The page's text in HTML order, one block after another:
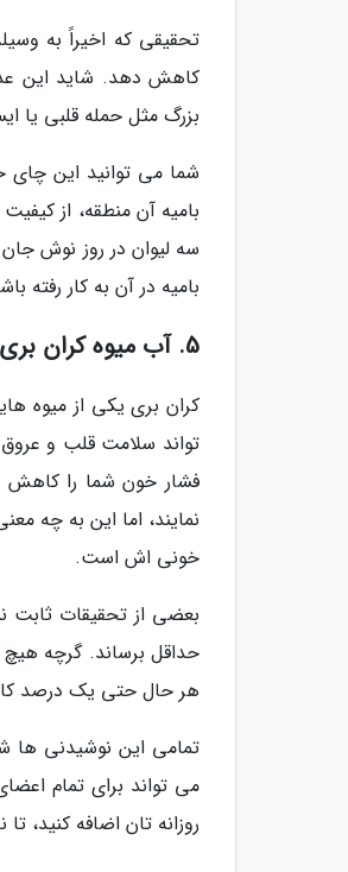
کاهش دهد. شاید این
بزرگ مثل حمله قلبی یا
شما می توانید این
بامیه آن منطقه، از
سه لیوان در روز نوش جان
بامیه در آن به کار رفته
5. آب میوه کران بری
کران بری یکی از میوه
تواند سلامت قلب و
فشار خون شما را کاهش
نمایند، اما این به چه
خونی اش است.
بعضی از تحقیقات ثابت
حداقل برساند. گرچه هیچ
هر حال حتی یک درصد
تمامی این نوشیدنی ها
می تواند برای تمام
روزانه تان اضافه کنید،